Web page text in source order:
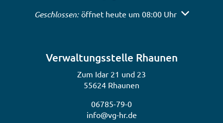
Klicken, um weitere Öffnungs- oder Schließzeiten
Geschlossen: öffnet heute um 08:00 Uhr
Verwaltungsstelle Rhaunen
Zum Idar 21 und 23
55624 Rhaunen
06785-79-0
info@vg-hr.de